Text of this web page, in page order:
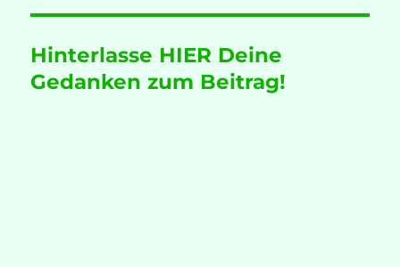
Hinterlasse HIER Deine
Gedanken zum Beitrag!